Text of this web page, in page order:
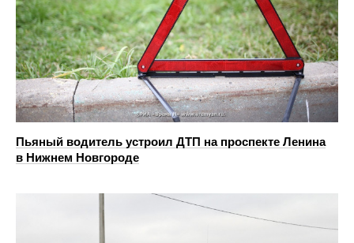
Пьяный водитель устроил ДТП на проспекте Ленина
в Нижнем Новгороде